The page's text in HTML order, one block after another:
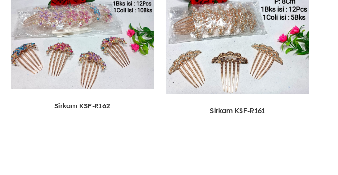
Sirkam KSF-R162 Sirkam KSF-R161